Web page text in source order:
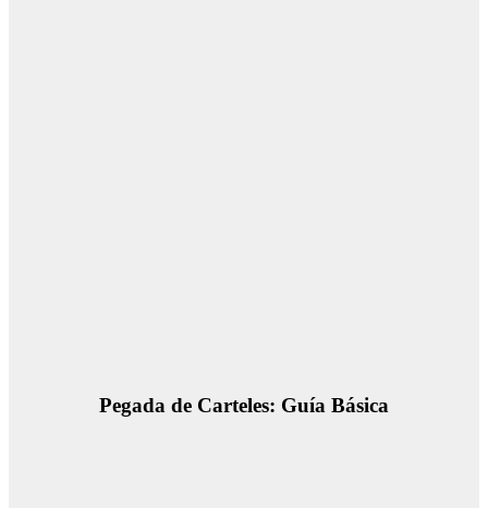
Pegada de Carteles: Guía Básica